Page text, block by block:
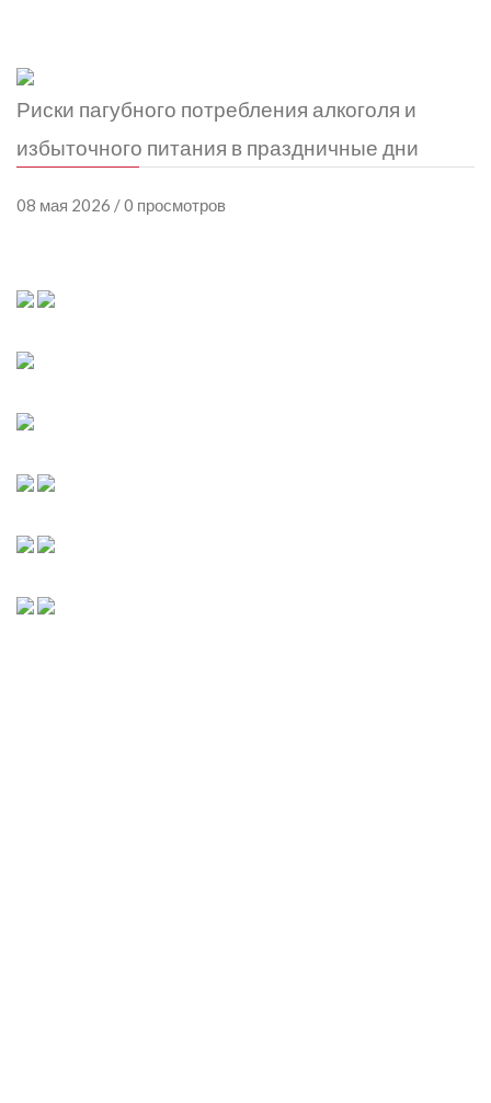
Риски пагубного потребления алкоголя и
избыточного питания в праздничные дни
08 мая 2026 / 0 просмотров